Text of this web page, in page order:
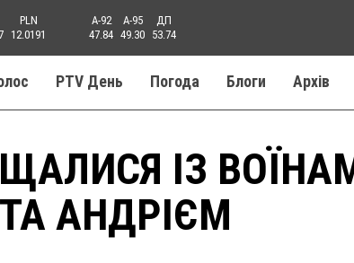
PLN
12.0191
A-92
47.84
A-95
49.30
ДП
53.74
PTV День Погода Блоги Aрхів
ІЗ
АНДРІЄМ